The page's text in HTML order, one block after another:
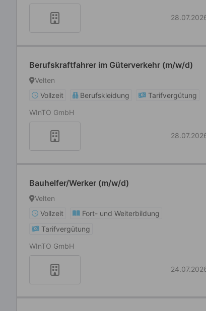
Berufskraftfahrer im Güterverkehr (m/w/d)
Velten
Vollzeit
Berufskleidung
Tarifvergütung
WInTO GmbH
Bauhelfer/Werker (m/w/d)
Velten
Vollzeit
Fort- und Weiterbildung
Tarifvergütung
WInTO GmbH